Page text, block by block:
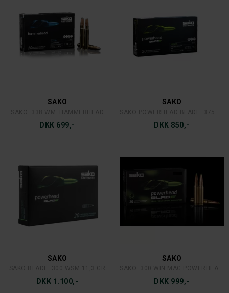
SAKO
DKK 699,-
SAKO
DKK 850,-
SAKO
DKK 1.100,-
SAKO
DKK 999,-